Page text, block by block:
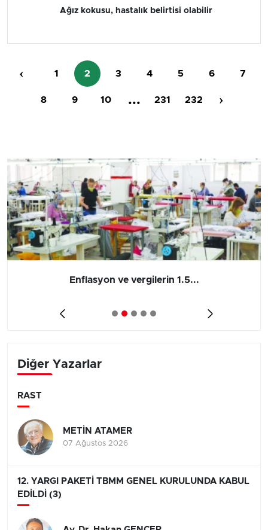
Ağız kokusu, hastalık belirtisi olabilir
‹ 1 2 3 4 5 6 7
8 9 10 ... 231 232 ›
Barış yatırımı, üretimi ve...
Diğer Yazarlar
RAST
METİN ATAMER
07 Ağustos 2026
12. YARGI PAKETİ TBMM GENEL KURULUNDA KABUL
EDİLDİ (3)